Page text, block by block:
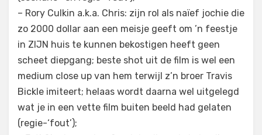
– Rory Culkin a.k.a. Chris: zijn rol als naïef jochie die
zo 2000 dollar aan een meisje geeft om ’n feestje
in ZIJN huis te kunnen bekostigen heeft geen
scheet diepgang; beste shot uit de film is wel een
medium close up van hem terwijl z’n broer Travis
Bickle imiteert; helaas wordt daarna wel uitgelegd
wat je in een vette film buiten beeld had gelaten
(regie-‘fout’);